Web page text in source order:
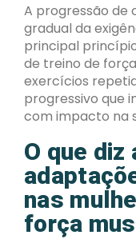
A progressão de
gradual da
principal
de treino de
exercícios
progressivo que
com impacto na
O que diz
nas
força